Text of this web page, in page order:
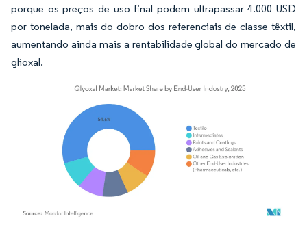
porque os preços de uso final podem ultrapassar 4.000 USD
por tonelada, mais do dobro dos referenciais de classe têxtil,
aumentando ainda mais a rentabilidade global do mercado de
glioxal.